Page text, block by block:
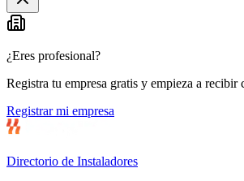
¿Eres profesional?
Registra tu empresa gratis y empieza a recibir
Registrar mi empresa
Directorio de Instaladores